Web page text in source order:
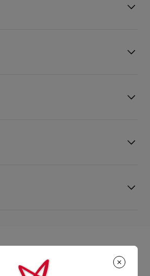
标志性的 Dolly 高跟鞋，并以未来感与
全新诠释。
优雅地勾勒出镜片的上下边缘，使整体设
舒适度和耐用性。
是保养护理，我们也能为尽应所需，确保
。 请小心护理闪亮皮革产品，以免品质受
工作天内免费送货
15英镑，1至3个工作天内送货（限下午4
的送货时间。
损，红鞋底也没有任何污渍。